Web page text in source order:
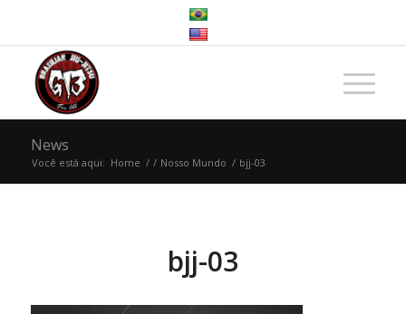
News
Você está aqui: Home / / Nosso Mundo / bjj-03
bjj-03